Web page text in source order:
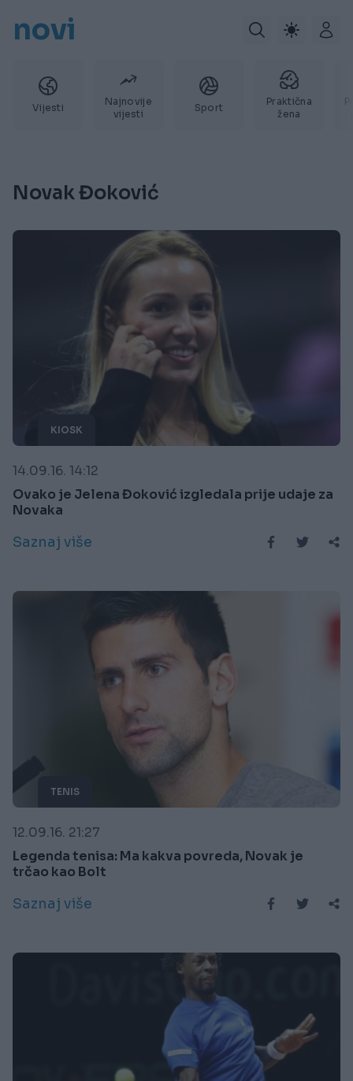
novi
Vijesti
Najnovije
vijesti
Sport
Praktična
žena
Novak Đoković
KIOSK
14.09.16. 14:12
Ovako je Jelena Đoković izgledala prije udaje za
Novaka
Saznaj više
TENIS
12.09.16. 21:27
Legenda tenisa: Ma kakva povreda, Novak je
trčao kao Bolt
Saznaj više